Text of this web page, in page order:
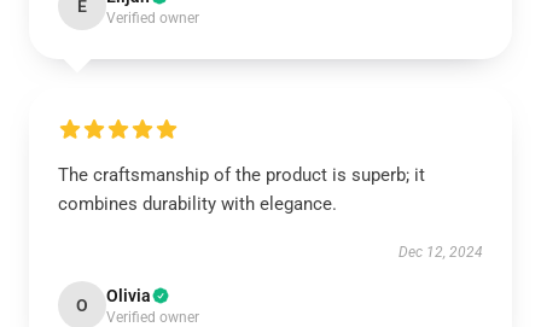
E
Verified owner
The craftsmanship of the product is superb; it
combines durability with elegance.
Dec 12, 2024
O Olivia
Verified owner